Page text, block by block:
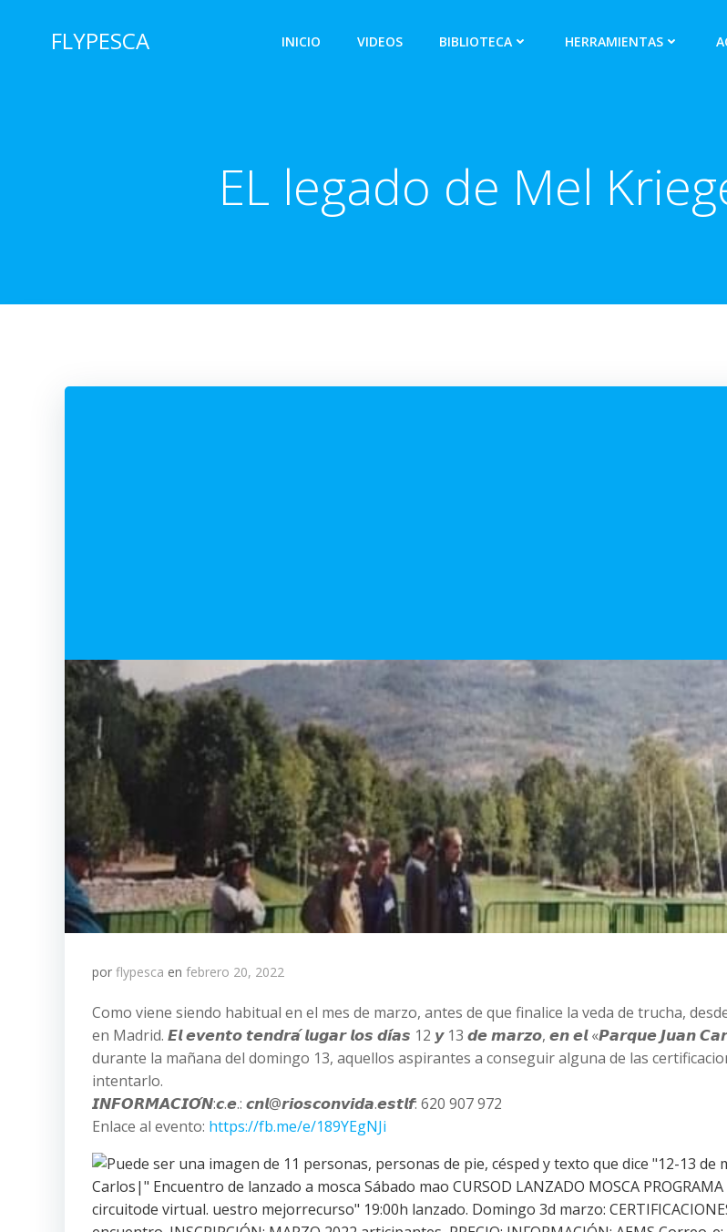
contenidoFLYPESCA INICIO VIDEOS BIBLIOTECA HERRAMIENTAS
EL legado de Mel
por flypesca en febrero 20, 2022
Como viene siendo habitual en el mes de marzo, antes de que finalice la veda de trucha,
en Madrid. 𝙀𝙡 𝙚𝙫𝙚𝙣𝙩𝙤 𝙩𝙚𝙣𝙙𝙧𝙖́ 𝙡𝙪𝙜𝙖𝙧 𝙡𝙤𝙨 𝙙𝙞́𝙖𝙨 12 𝙮 13 𝙙𝙚 𝙢𝙖𝙧𝙯𝙤, 𝙚𝙣 𝙚𝙡 «𝙋𝙖𝙧𝙦𝙪𝙚 𝙅𝙪𝙖𝙣
durante la mañana del domingo 13, aquellos aspirantes a conseguir alguna de las
intentarlo.
𝙄𝙉𝙁𝙊𝙍𝙈𝘼𝘾𝙄𝙊́𝙉:𝙘.𝙚.: 𝙘𝙣𝙡@𝙧𝙞𝙤𝙨𝙘𝙤𝙣𝙫𝙞𝙙𝙖.𝙚𝙨𝙩𝙡𝙛: 620 907 972
Enlace al evento: https://fb.me/e/189YEgNJi